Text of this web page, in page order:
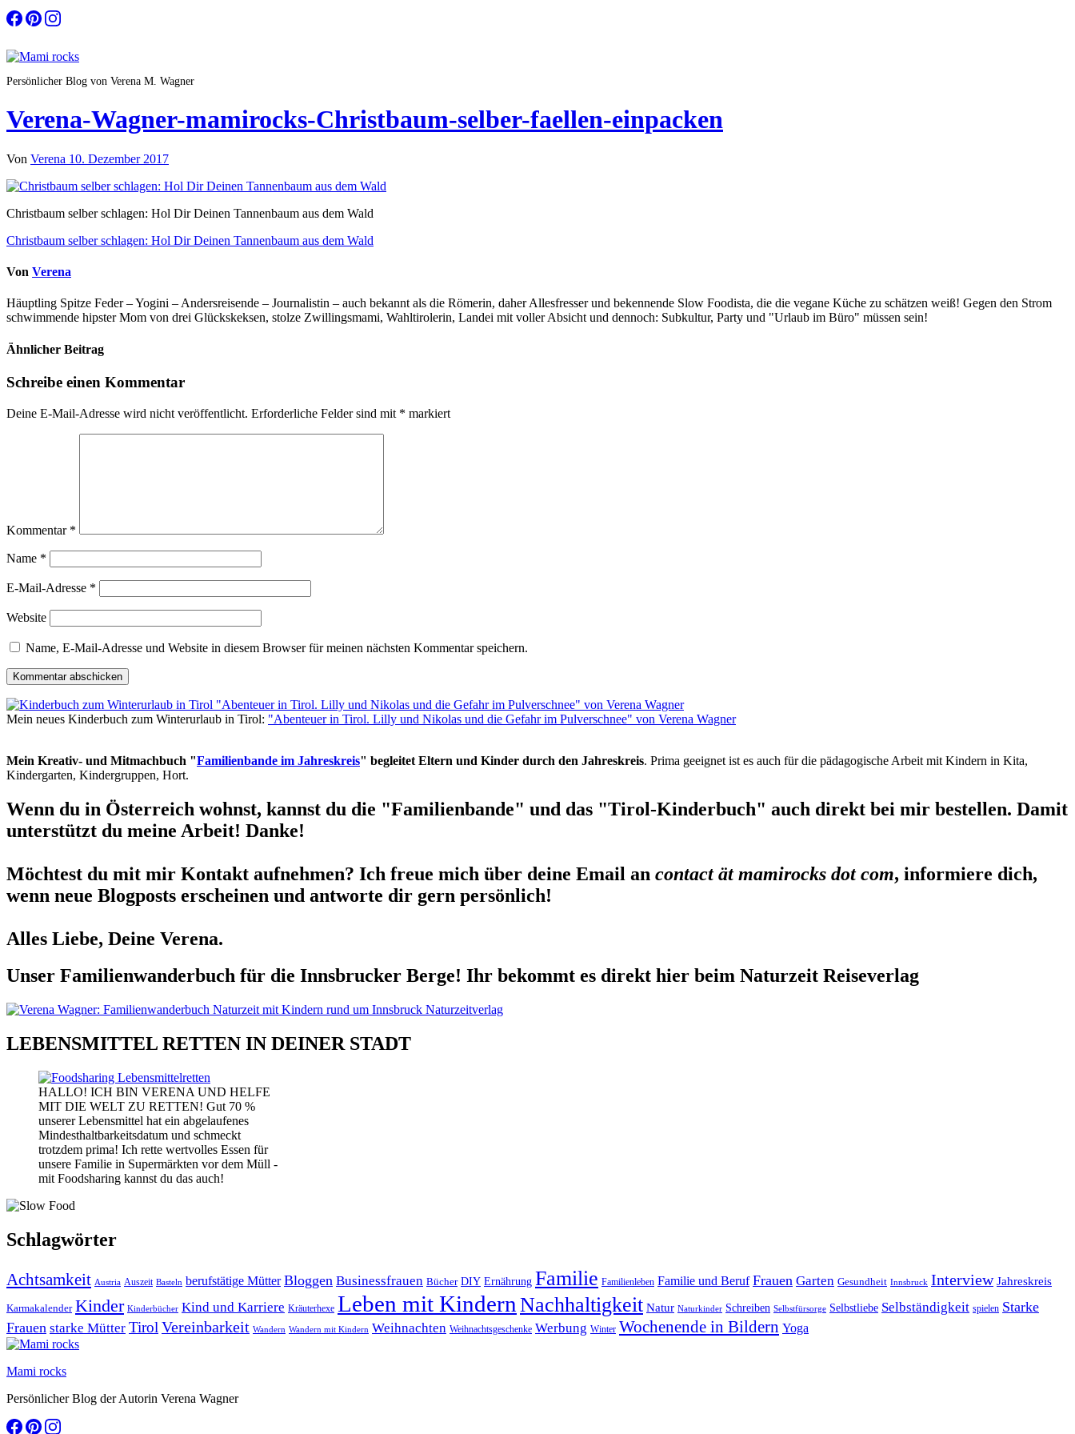
Zum
Inhalt
Persönlicher Blog von Verena M. Wagner
Verena-Wagner-mamirocks-Christbaum-selber-faellen-einpacken
Von Verena 10. Dezember 2017
Christbaum selber schlagen: Hol Dir Deinen Tannenbaum aus dem Wald
Beitragsnavigation
Christbaum selber schlagen: Hol Dir Deinen Tannenbaum aus dem Wald
Von Verena
Häuptling Spitze Feder – Yogini – Andersreisende – Journalistin – auch bekannt als die Römerin, daher Allesfresser und bekennende Slow Foodista, die die vegane Küche zu schätzen weiß! Gegen den Strom
schwimmende hipster Mom von drei Glückskeksen, stolze Zwillingsmami, Wahltirolerin, Landei mit voller Absicht und dennoch: Subkultur, Party und "Urlaub im Büro" müssen sein!
Ähnlicher Beitrag
Schreibe einen Kommentar
Deine E-Mail-Adresse wird nicht veröffentlicht. Erforderliche Felder sind mit * markiert
Kommentar *
Name *
E-Mail-Adresse *
Website
Name, E-Mail-Adresse und Website in diesem Browser für meinen nächsten Kommentar speichern.
Mein neues Kinderbuch zum Winterurlaub in Tirol: "Abenteuer in Tirol. Lilly und Nikolas und die Gefahr im Pulverschnee" von Verena Wagner
Mein Kreativ- und Mitmachbuch "Familienbande im Jahreskreis" begleitet Eltern und Kinder durch den Jahreskreis. Prima geeignet ist es auch für die pädagogische Arbeit mit Kindern in Kita,
Kindergarten, Kindergruppen, Hort.
Wenn du in Österreich wohnst, kannst du die "Familienbande" und das "Tirol-Kinderbuch" auch direkt bei mir bestellen. Damit
unterstützt du meine Arbeit! Danke!
Möchtest du mit mir Kontakt aufnehmen? Ich freue mich über deine Email an contact ät mamirocks dot com, informiere dich,
wenn neue Blogposts erscheinen und antworte dir gern persönlich!
Alles Liebe, Deine Verena.
Unser Familienwanderbuch für die Innsbrucker Berge! Ihr bekommt es direkt hier beim Naturzeit Reiseverlag
LEBENSMITTEL RETTEN IN DEINER STADT
HALLO! ICH BIN VERENA UND HELFE
MIT DIE WELT ZU RETTEN! Gut 70 %
unserer Lebensmittel hat ein abgelaufenes
Mindesthaltbarkeitsdatum und schmeckt
trotzdem prima! Ich rette wertvolles Essen für
unsere Familie in Supermärkten vor dem Müll -
mit Foodsharing kannst du das auch!
Schlagwörter
Achtsamkeit Austria Auszeit Basteln berufstätige Mütter Bloggen Businessfrauen Bücher DIY Ernährung Familie Familienleben Familie und Beruf Frauen Garten Gesundheit Innsbruck Interview Jahreskreis
Karmakalender Kinder Kinderbücher Kind und Karriere Kräuterhexe Leben mit Kindern Nachhaltigkeit Natur Naturkinder Schreiben Selbstfürsorge Selbstliebe Selbständigkeit spielen Starke
Frauen starke Mütter Tirol Vereinbarkeit Wandern Wandern mit Kindern Weihnachten Weihnachtsgeschenke Werbung Winter Wochenende in Bildern Yoga
Mami rocks
Persönlicher Blog der Autorin Verena Wagner